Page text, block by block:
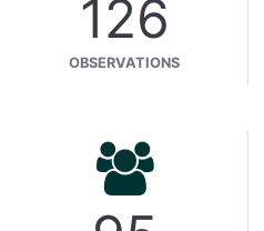
126
OBSERVATIONS